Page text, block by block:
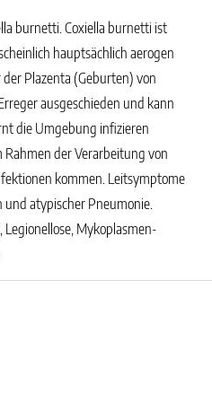
burnetti. Coxiella burnetti ist
hauptsächlich aerogen
Plazenta (Geburten) von
ausgeschieden und kann
die Umgebung infizieren
der Verarbeitung von
kommen. Leitsymptome
atypischer Pneumonie.
Mykoplasmen-